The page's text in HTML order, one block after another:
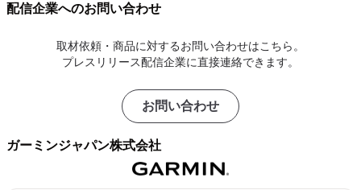
配信企業へのお問い合わせ
取材依頼・商品に対するお問い合わせはこちら。
プレスリリース配信企業に直接連絡できます。
お問い合わせ
ガーミンジャパン株式会社